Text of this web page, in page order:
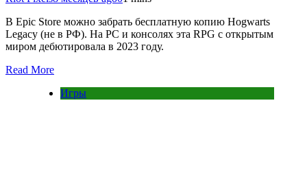
В Epic Store можно забрать бесплатную копию Hogwarts
Legacy (не в РФ). На PC и консолях эта RPG с открытым
миром дебютировала в 2023 году.
Read More
Игры